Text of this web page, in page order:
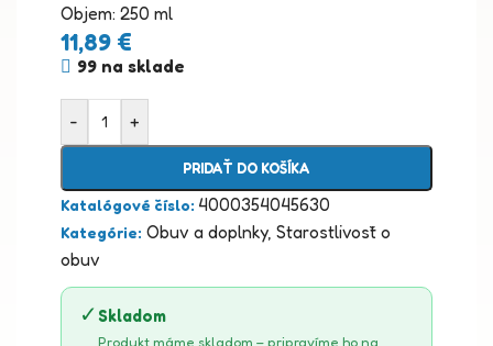
Objem: 250 ml
11,89 €
99 na sklade
- +
PRIDAŤ DO KOŠÍKA
Katalógové číslo: 4000354045630
Kategórie: Obuv a doplnky, Starostlivosť o
obuv
✓ Skladom
Produkt máme skladom – pripravíme ho na